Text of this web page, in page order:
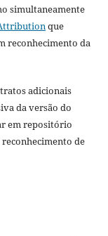
simultaneamente
que
reconhecimento da
adicionais
da versão do
em repositório
de